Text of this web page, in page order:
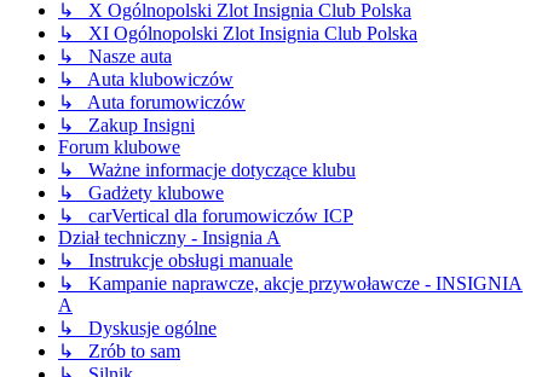
↳ X Ogólnopolski Zlot Insignia Club Polska
↳ XI Ogólnopolski Zlot Insignia Club Polska
↳ Nasze auta
↳ Auta klubowiczów
↳ Auta forumowiczów
↳ Zakup Insigni
Forum klubowe
↳ Ważne informacje dotyczące klubu
↳ Gadżety klubowe
↳ carVertical dla forumowiczów ICP
Dział techniczny - Insignia A
↳ Instrukcje obsługi manuale
↳ Kampanie naprawcze, akcje przywoławcze - INSIGNIA
A
↳ Dyskusje ogólne
↳ Zrób to sam